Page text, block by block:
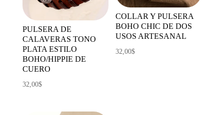
PULSERA DE
CALAVERAS TONO
PLATA ESTILO
BOHO/HIPPIE DE
CUERO
32,00$
COLLAR Y PULSERA
BOHO CHIC DE DOS
USOS ARTESANAL
32,00$